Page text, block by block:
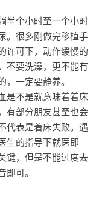
半个小时至一个小时
。很多刚做完移植手
许可下，动作缓慢的
不要洗澡，更不能有
一定要静养。
是不是就意味着着床
有部分朋友甚至也会
代表是着床失败。遇
生的指导下就医即
键，但是不能过度去
即可。